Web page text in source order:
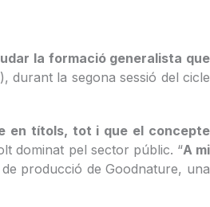
la formació generalista que
durant la segona sessió del cicle
en títols, tot i que el concepte
dominat pel sector públic. “A mi
producció de Goodnature, una